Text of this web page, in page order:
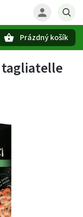
Prázdný košík
tagliatelle